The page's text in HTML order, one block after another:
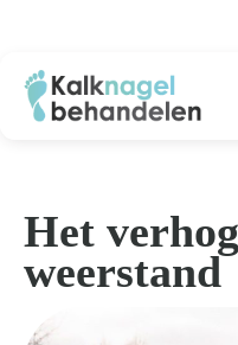
Middelen kalknagels
Reviews
Het
weerstand